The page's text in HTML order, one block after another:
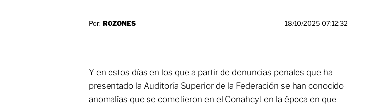
Por: ROZONES 18/10/2025 07:12:32
Y en estos días en los que a partir de denuncias penales que ha
presentado la Auditoría Superior de la Federación se han conocido
anomalías que se cometieron en el Conahcyt en la época en que